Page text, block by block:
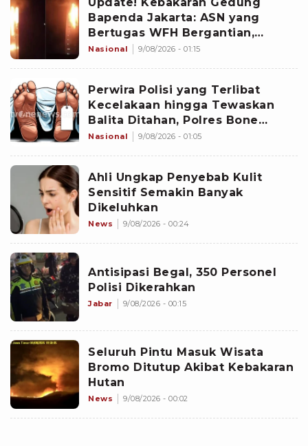
Bapenda Jakarta: ASN yang
Bertugas WFH Bergantian,
Pramono Pastikan Layanan Tetap
Nasional 9/08/2026 - 01:15
Perwira Polisi yang Terlibat
Kecelakaan hingga Tewaskan
Balita Ditahan, Polres Bone
Dalami Dugaan Rem Blong
Nasional 9/08/2026 - 01:05
Ahli Ungkap Penyebab Kulit
Sensitif Semakin Banyak
Dikeluhkan
News 9/08/2026 - 00:24
Antisipasi Begal, 350 Personel
Polisi Dikerahkan
Jabar 9/08/2026 - 00:15
Seluruh Pintu Masuk Wisata
Bromo Ditutup Akibat Kebakaran
Hutan
News 9/08/2026 - 00:02